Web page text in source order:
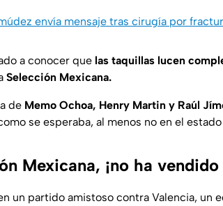
envía mensaje tras cirugía por
a conocer que las taquillas lucen
Selección Mexicana.
de Memo Ochoa, Henry Martin y Raúl
se esperaba, al menos no en el
Mexicana, ¡no ha
un partido amistoso contra Valencia, un